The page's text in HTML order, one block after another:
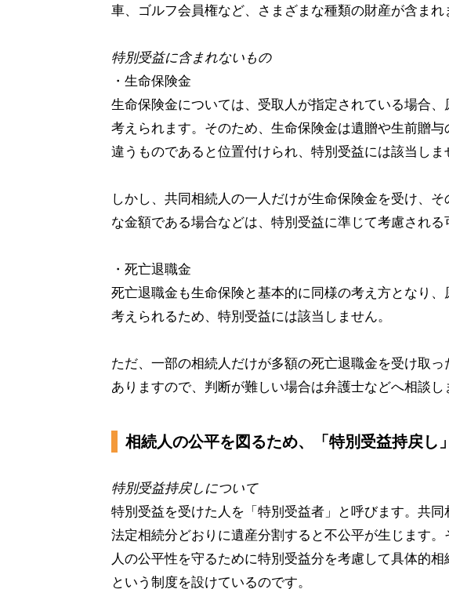
車、ゴルフ会員権など、さまざまな種類の財産が含まれ
特別受益に含まれないもの
・生命保険金
生命保険金については、受取人が指定されている場合
考えられます。そのため、生命保険金は遺贈や生前贈
違うものであると位置付けられ、特別受益には該当しま
しかし、共同相続人の一人だけが生命保険金を受け、
な金額である場合などは、特別受益に準じて考慮される
・死亡退職金
死亡退職金も生命保険と基本的に同様の考え方となり
考えられるため、特別受益には該当しません。
ただ、一部の相続人だけが多額の死亡退職金を受け取
ありますので、判断が難しい場合は弁護士などへ相談し
相続人の公平を図るため、「特別受益持戻し
特別受益持戻しについて
特別受益を受けた人を「特別受益者」と呼びます。共同
法定相続分どおりに遺産分割すると不公平が生じます
人の公平性を守るために特別受益分を考慮して具体的相
という制度を設けているのです。